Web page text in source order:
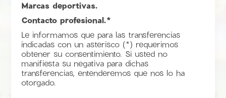
Marcas deportivas.
Contacto profesional.*
Le informamos que para las transferencias
indicadas con un asterisco (*) requerimos
obtener su consentimiento. Si usted no
manifiesta su negativa para dichas
transferencias, entenderemos que nos lo ha
otorgado.